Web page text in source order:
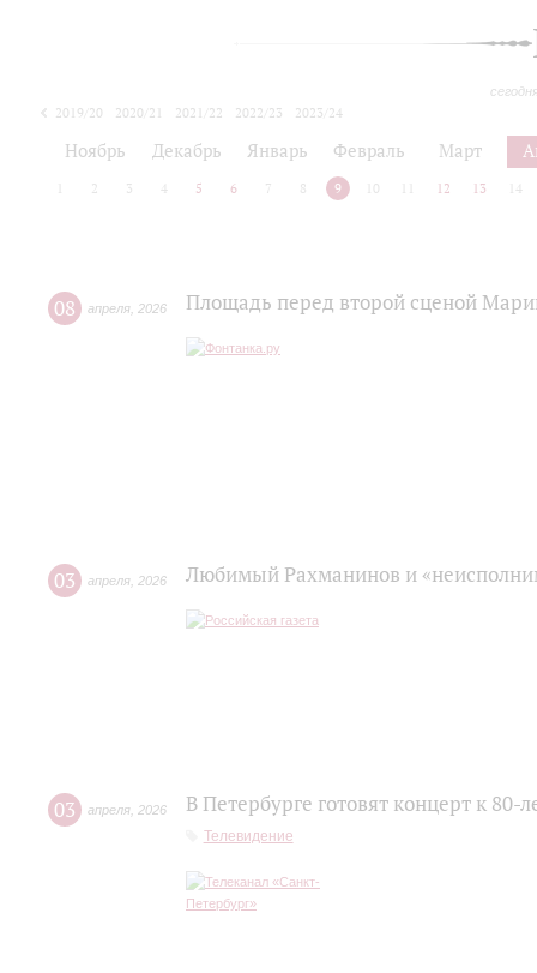
2019/20 2020/21 2021/22 2022/23
2023/24
Ноябрь Декабрь Январь Февраль Март
2 3 4 5 6 7 8 9 10 12 13 14
08 апреля 2026 Площадь перед второй сценой
03 апреля 2026 Любимый Рахманинов и
03 апреля 2026 В Петербурге готовят концерт к
Телевидение